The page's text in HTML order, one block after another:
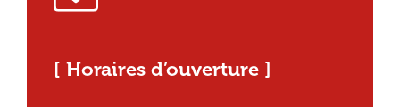
[ Horaires d’ouverture ]